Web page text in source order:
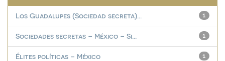
1
Los Guadalupes (Sociedad secreta)...
1
Sociedades secretas – México – Si...
1
Élites políticas – México